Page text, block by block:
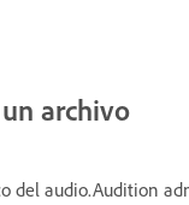
archivo
del audio.Audition